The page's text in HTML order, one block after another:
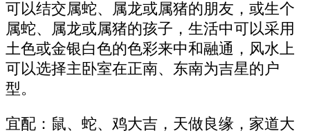
可以结交属蛇、属龙或属猪的朋友，或生个
属蛇、属龙或属猪的孩子，生活中可以采用
土色或金银白色的色彩来中和融通，风水上
可以选择主卧室在正南、东南为吉星的户
型。
宜配：鼠、蛇、鸡大吉，天做良缘，家道大